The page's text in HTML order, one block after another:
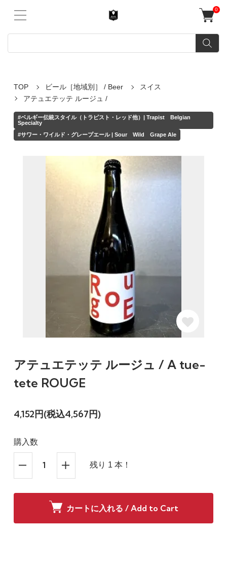
0
TOP ビール［地域別］ / Beer
スイス
アテュエテッテ ルージュ /
#ベルギー伝統スタイル（トラピスト・レッド他）| Trapist Belgian
Specialty
#サワー・ワイルド・グレープエール | Sour Wild Grape Ale
アテュエテッテ ルージュ / A tue-
tete ROUGE
4,152円(税込4,567円)
購入数
残り 1 本！
カートに入れる / Add to Cart